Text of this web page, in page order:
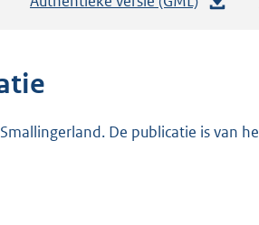
n
De publicatie is van